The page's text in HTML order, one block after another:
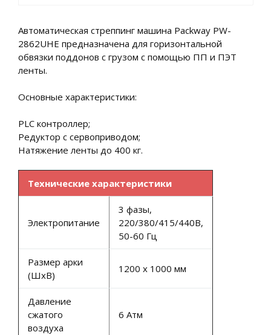
Автоматическая стреппинг машина Packway PW-
2862UHE предназначена для горизонтальной
обвязки поддонов с грузом с помощью ПП и ПЭТ
ленты.
Основные характеристики:
PLC контроллер;
Редуктор с сервоприводом;
Натяжение ленты до 400 кг.
Технические характеристики
Электропитание
3 фазы,
220/380/415/440В,
50-60 Гц
Размер арки
(ШхВ)
1200 х 1000 мм
Давление
сжатого
воздуха
6 Атм